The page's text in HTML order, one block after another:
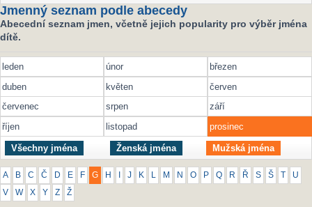
Jmenný seznam podle abecedy
Abecední seznam jmen, včetně jejich popularity pro výběr jména
dítě.
leden únor
březen
duben
květen
červen
červenec
srpen
září
říjen
listopad prosinec
Všechny jména Ženská jména Mužská jména
A B C Č D E F G H J K M N O P Q R Ř S Š U
V W X Y Z Ž